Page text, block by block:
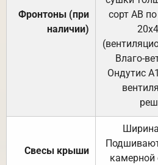
Фронтоны (при
наличии)
сорт АВ
Влаго-
Ондутис
Свесы крыши
камерной